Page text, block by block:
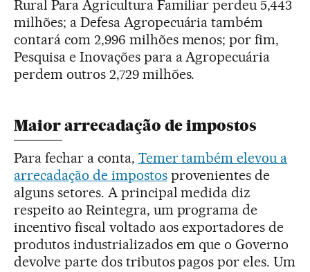
Rural Para Agricultura Familiar perdeu 5,443
milhões; a Defesa Agropecuária também
contará com 2,996 milhões menos; por fim,
Pesquisa e Inovações para a Agropecuária
perdem outros 2,729 milhões.
Maior arrecadação de impostos
Para fechar a conta, Temer também elevou a
arrecadação de impostosprovenientes de
alguns setores. A principal medida diz
respeito ao Reintegra, um programa de
incentivo fiscal voltado aos exportadores de
produtos industrializados em que o Governo
devolve parte dos tributos pagos por eles. Um